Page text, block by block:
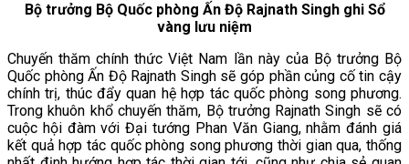
Bộ trưởng Bộ Quốc phòng Ấn Độ Rajnath Singh ghi Sổ
vàng lưu niệm
Chuyến thăm chính thức Việt Nam lần này của Bộ trưởng Bộ
Quốc phòng Ấn Độ Rajnath Singh sẽ góp phần củng cố tin cậy
chính trị, thúc đẩy quan hệ hợp tác quốc phòng song phương.
Trong khuôn khổ chuyến thăm, Bộ trưởng Rajnath Singh sẽ có
cuộc hội đàm với Đại tướng Phan Văn Giang, nhằm đánh giá
kết quả hợp tác quốc phòng song phương thời gian qua, thống